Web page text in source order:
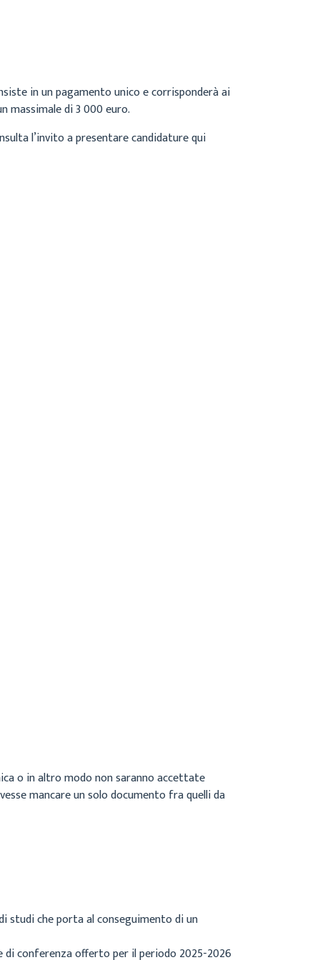
in un pagamento unico e corrisponderà ai
massimale di 3 000 euro.
l’invito a presentare candidature qui
o in altro modo non saranno accettate
mancare un solo documento fra quelli da
studi che porta al conseguimento di un
conferenza offerto per il periodo 2025-2026